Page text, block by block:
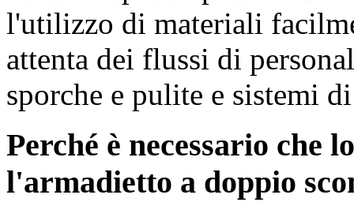
l'utilizzo di materiali
attenta dei flussi di
sporche e pulite e sistemi
Perché è necessario che
l'armadietto a doppio